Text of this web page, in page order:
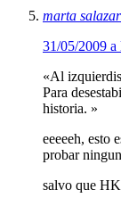
marta salazar
31/05/2009 a
«Al
Para
historia. »
eeeeeh, esto
probar
salvo que